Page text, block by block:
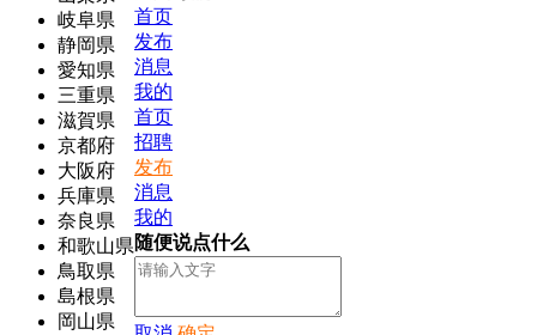
岐阜県
静岡県
愛知県
三重県
滋賀県
京都府
大阪府
兵庫県
奈良県
和歌山県
鳥取県
島根県
岡山県
首页
发布
消息
我的
首页
招聘
发布
消息
我的
随便说点什么